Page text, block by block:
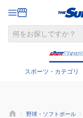
スポーツ・カテゴリ
野球・ソフトボール